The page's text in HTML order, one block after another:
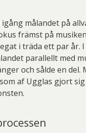
målandet på
främst på
i träda ett par år. I
parallellt med
och sålde en del.
af Ugglas gjort